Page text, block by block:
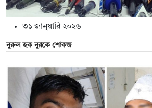
৩১ জানুয়ারি ২০২৬
নুরুল হক নুরকে শোকজ